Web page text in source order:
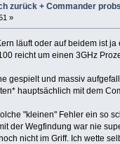
zurück + Commander
»
läuft oder auf beidem ist ja
reicht um einen 3GHz
gespielt und massiv
hauptsächlich mit dem
"kleinen" Fehler ein so
der Wegfindung war nie
nicht im Griff. Ich wette